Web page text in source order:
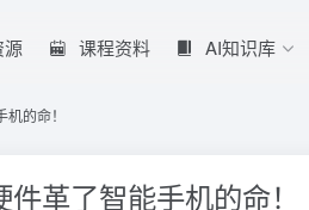
源 课程资料 AI知识库
的命！
革了智能手机的命！